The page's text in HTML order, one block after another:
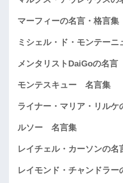
マーフィーの名言・格言集
ミシェル・ド・モンテーニ
メンタリストDaiGoの名言
モンテスキュー 名言集
ライナー・マリア・リルケ
ルソー 名言集
レイチェル・カーソンの名
レイモンド・チャンドラー